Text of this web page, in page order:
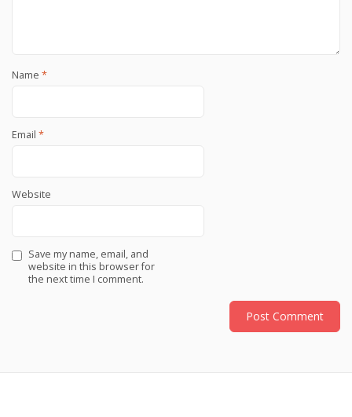
Name *
Email *
Website
Save my name, email, and
website in this browser for
the next time I comment.